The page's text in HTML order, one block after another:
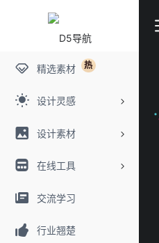
精选素材 热
设计灵感
设计素材
在线工具
交流学习
行业翘楚